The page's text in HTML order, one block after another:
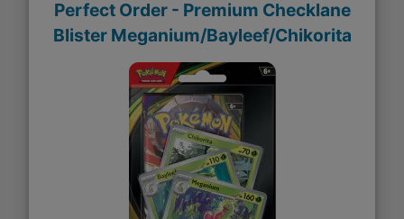
Perfect Order - Premium Checklane
Blister Meganium/Bayleef/Chikorita